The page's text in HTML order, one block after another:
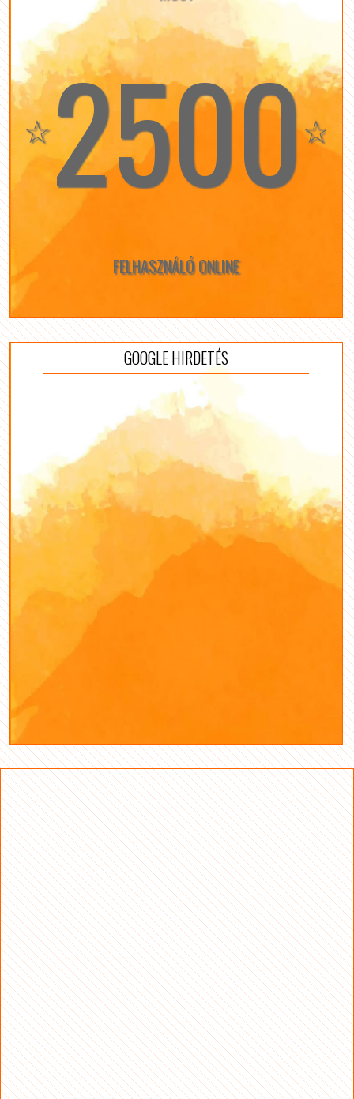
☆2500☆
FELHASZNÁLÓ ONLINE
GOOGLE HIRDETÉS